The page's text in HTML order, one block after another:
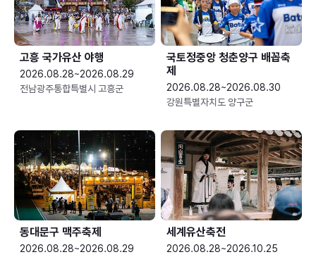
고흥 국가유산 야행
2026.08.28~2026.08.29
전남광주통합특별시 고흥군
국토정중앙 청춘양구 배꼽축
제
2026.08.28~2026.08.30
강원특별자치도 양구군
동대문구 맥주축제
2026.08.28~2026.08.29
세계유산축전
2026.08.28~2026.10.25